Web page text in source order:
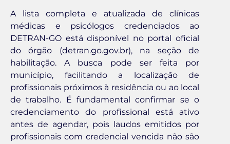
A lista completa e atualizada de clínicas
médicas e psicólogos credenciados ao
DETRAN-GO está disponível no portal oficial
do órgão (detran.go.gov.br), na seção de
habilitação. A busca pode ser feita por
município, facilitando a localização de
profissionais próximos à residência ou ao local
de trabalho. É fundamental confirmar se o
credenciamento do profissional está ativo
antes de agendar, pois laudos emitidos por
profissionais com credencial vencida não são